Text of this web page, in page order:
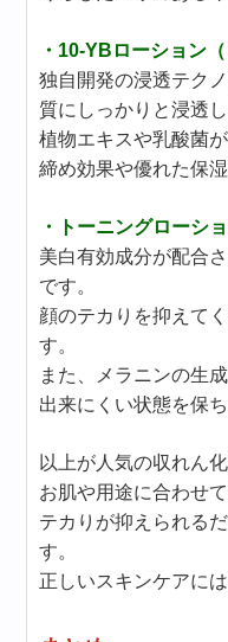
・10-YBローション（
独自開発の浸透テク
質にしっかりと浸透し
植物エキスや乳酸菌
締め効果や優れた保
・トーニングローシ
美白有効成分が配合
です。
顔のテカりを抑えて
す。
また、メラニンの生
出来にくい状態を保ち
以上が人気の収れん化
お肌や用途に合わせ
テカりが抑えられる
す。
正しいスキンケアに